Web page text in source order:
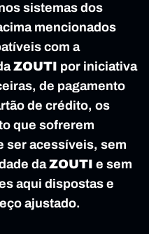
sistemas dos
mencionados
com a
ZOUTI por iniciativa
de pagamento
de crédito, os
que sofrerem
ser acessíveis, sem
da ZOUTI e sem
aqui dispostas e
ajustado.